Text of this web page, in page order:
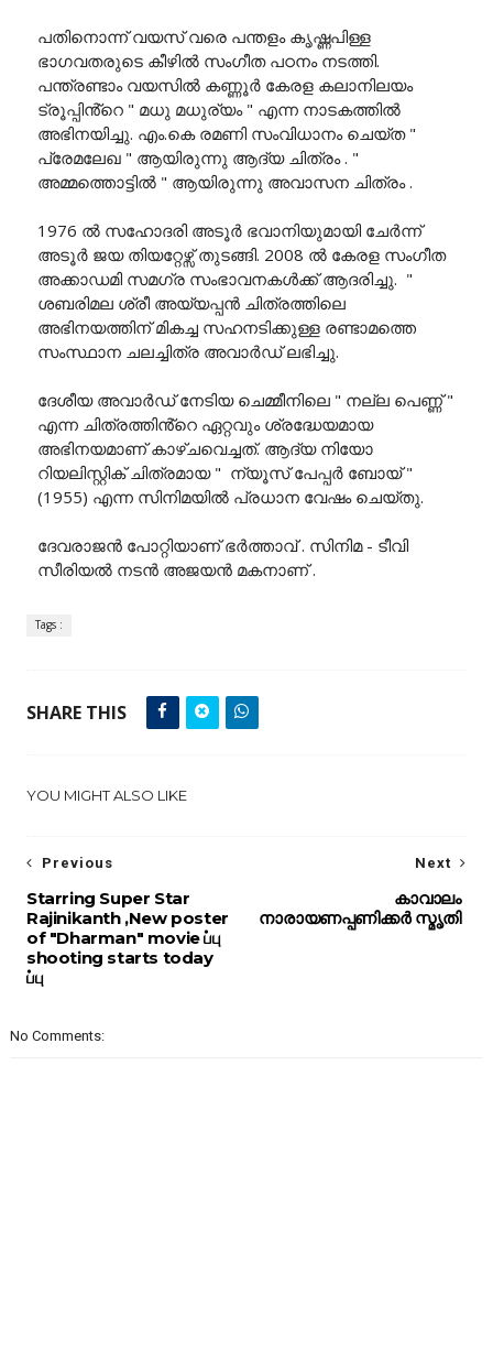
പതിനൊന്ന് വയസ് വരെ പന്തളം കൃഷ്ണപിള്ള
ഭാഗവതരുടെ കീഴിൽ സംഗീത പഠനം നടത്തി.
പന്ത്രണ്ടാം വയസിൽ കണ്ണൂർ കേരള കലാനിലയം
ട്രൂപ്പിൻ്റെ " മധു മധുര്യം " എന്ന നാടകത്തിൽ
അഭിനയിച്ചു. എം.കെ രമണി സംവിധാനം ചെയ്ത "
പ്രേമലേഖ " ആയിരുന്നു ആദ്യ ചിത്രം . "
അമ്മത്തൊട്ടിൽ " ആയിരുന്നു അവാസന ചിത്രം .
1976 ൽ സഹോദരി അടൂർ ഭവാനിയുമായി ചേർന്ന്
അടൂർ ജയ തിയറ്റേഴ്സ് തുടങ്ങി. 2008 ൽ കേരള സംഗീത
അക്കാഡമി സമഗ്ര സംഭാവനകൾക്ക് ആദരിച്ചു. "
ശബരിമല ശ്രീ അയ്യപ്പൻ ചിത്രത്തിലെ
അഭിനയത്തിന് മികച്ച സഹനടിക്കുള്ള രണ്ടാമത്തെ
സംസ്ഥാന ചലച്ചിത്ര അവാർഡ് ലഭിച്ചു.
ദേശീയ അവാർഡ് നേടിയ ചെമ്മീനിലെ " നല്ല പെണ്ണ് "
എന്ന ചിത്രത്തിൻ്റെ ഏറ്റവും ശ്രദ്ധേയമായ
അഭിനയമാണ് കാഴ്ചവെച്ചത്. ആദ്യ നിയോ
റിയലിസ്റ്റിക് ചിത്രമായ " ന്യൂസ് പേപ്പർ ബോയ് "
(1955) എന്ന സിനിമയിൽ പ്രധാന വേഷം ചെയ്തു.
ദേവരാജൻ പോറ്റിയാണ് ഭർത്താവ് . സിനിമ - ടീവി
സീരിയൽ നടൻ അജയൻ മകനാണ് .
Tags :
SHARE THIS
YOU MIGHT ALSO LIKE
Next
കാവാലം
നാരായണപ്പണിക്കർ സ്മൃതി
Previous
Starring Super Star
Rajinikanth ,New poster
of "Dharman" movie ப்பு
shooting starts today
ப்பு
No Comments: